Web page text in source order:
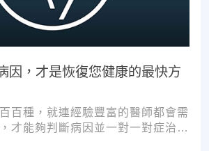
因，才是恢復您健康的最快方
百種，就連經驗豐富的醫師都會需
才能夠判斷病因並一對一對症治